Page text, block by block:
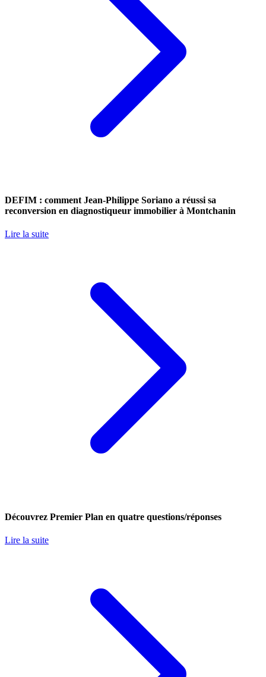
DEFIM : comment Jean-Philippe Soriano a réussi sa
reconversion en diagnostiqueur immobilier à Montchanin
Lire la suite
Découvrez Premier Plan en quatre questions/réponses
Lire la suite